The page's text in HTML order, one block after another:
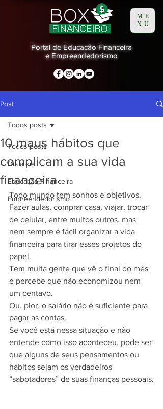
ME
NU
Portal de Educação Financeira
e Empreendedorismo
Post
Todos posts
Dia a dia
Educação Financeira
Empreendedorismo
Todos posts
10 maus hábitos que
complicam a sua vida
financeira
Todo mundo tem sonhos e objetivos.
Fazer aulas, comprar casa, viajar, trocar
de celular, entre muitos outros, mas
nem sempre é fácil organizar a vida
financeira para tirar esses projetos do
papel.
Tem muita gente que vê o final do mês
e percebe que não economizou nem
um centavo.
Ou, pior, o salário não é suficiente para
pagar as contas.
Se você está nessa situação e não
entende como isso aconteceu, pode ser
que alguns de seus pensamentos ou
hábitos sejam os verdadeiros
“sabotadores” de suas finanças pessoais.